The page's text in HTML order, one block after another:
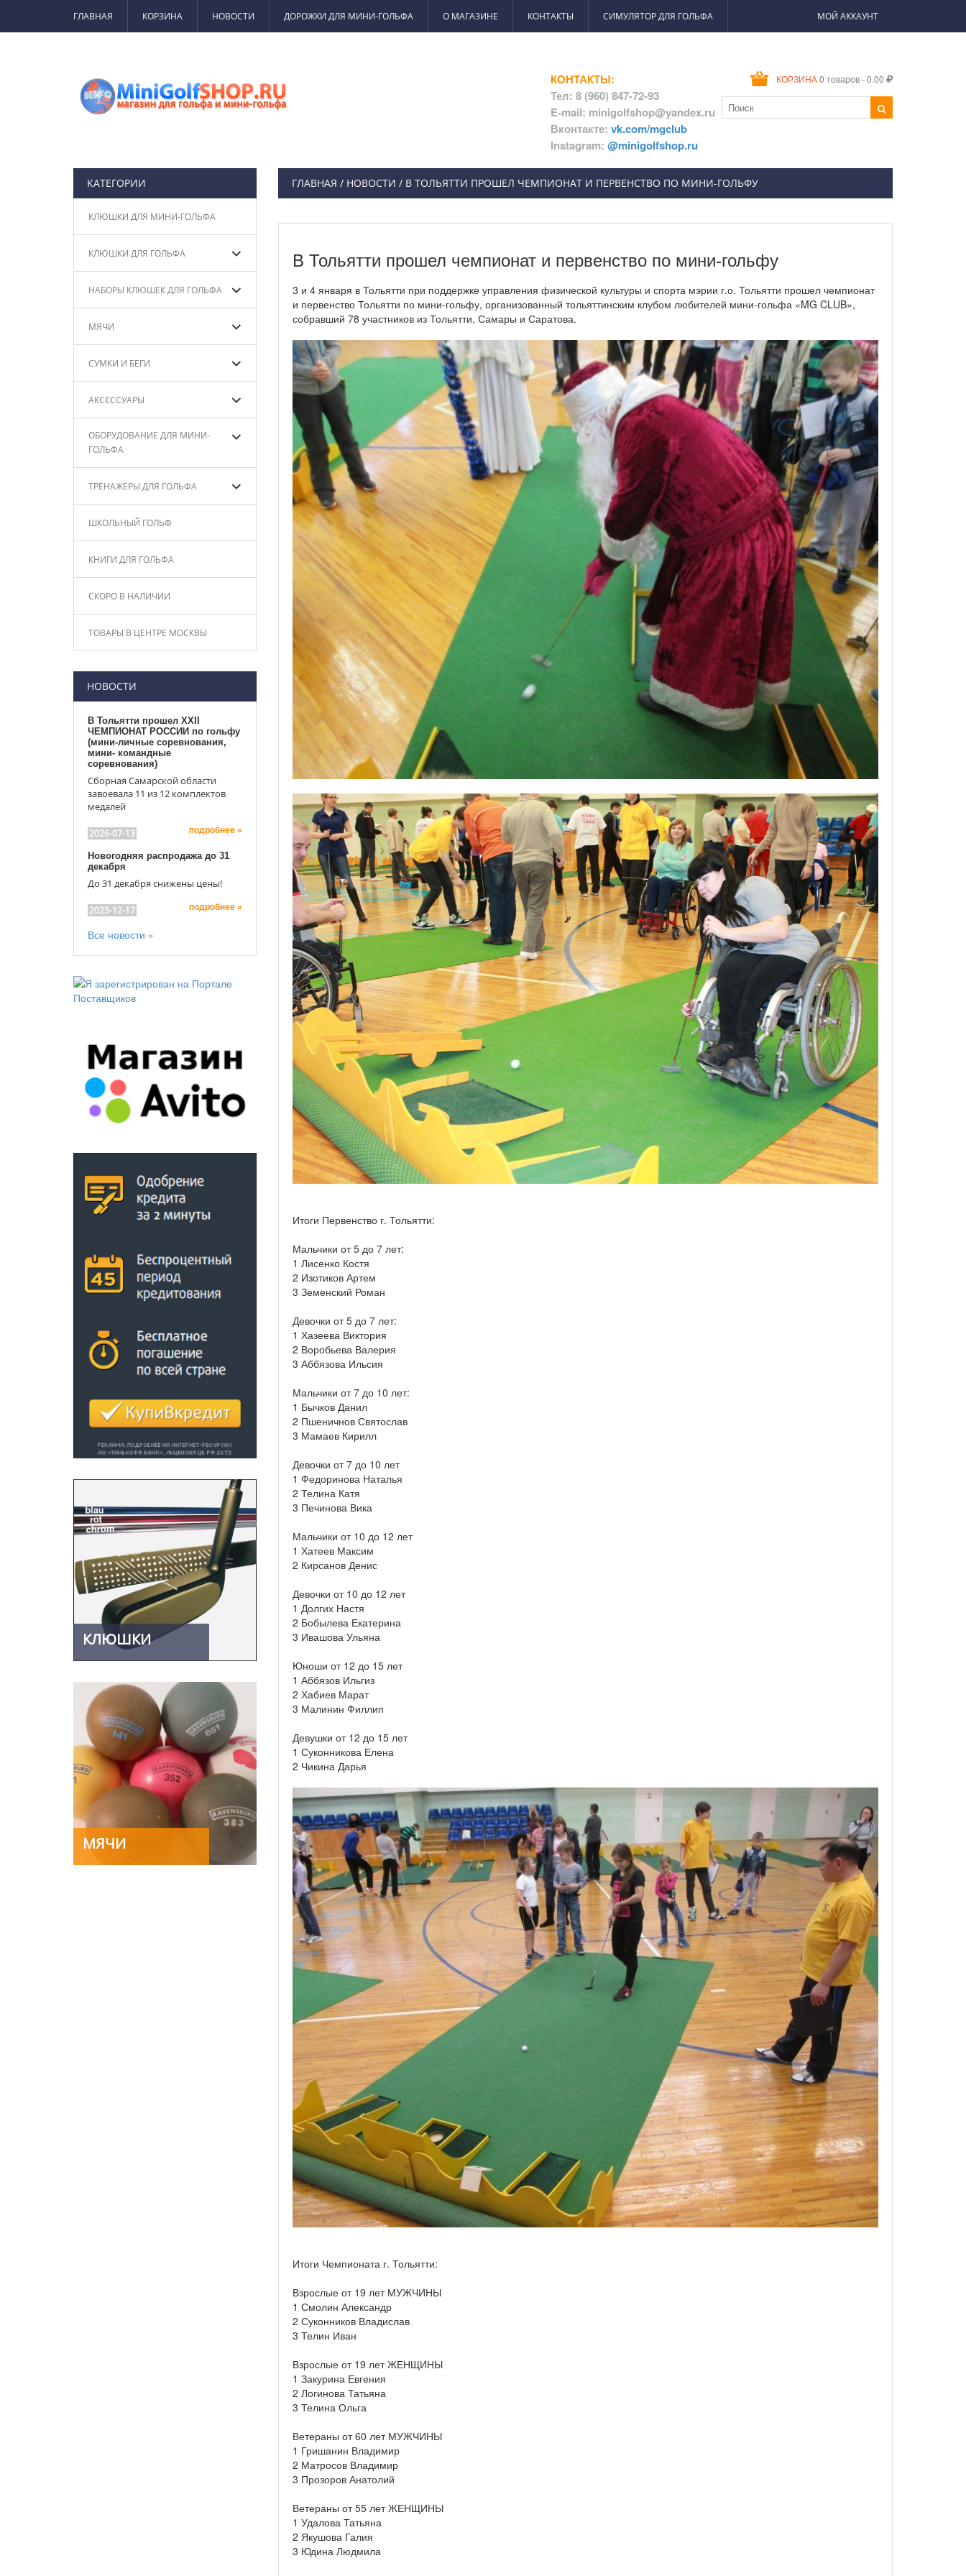
ГЛАВНАЯ КОРЗИНА НОВОСТИ ДОРОЖКИ ДЛЯ МИНИ-ГОЛЬФА О МАГАЗИНЕ КОНТАКТЫ СИМУЛЯТОР ДЛЯ ГОЛЬФА МОЙ АККАУНТ
КОРЗИНА 0 товаров - 0.00
КОНТАКТЫ:
Тел: 8 (960) 847-72-93
E-mail: minigolfshop@yandex.ru
Вконтакте: vk.com/mgclub
Instagram: @minigolfshop.ru
КАТЕГОРИИ
КЛЮШКИ ДЛЯ МИНИ-ГОЛЬФА
КЛЮШКИ ДЛЯ ГОЛЬФА
НАБОРЫ КЛЮШЕК ДЛЯ ГОЛЬФА
МЯЧИ
СУМКИ И БЕГИ
АКСЕССУАРЫ
ОБОРУДОВАНИЕ ДЛЯ МИНИ-
ГОЛЬФА
ТРЕНАЖЕРЫ ДЛЯ ГОЛЬФА
ШКОЛЬНЫЙ ГОЛЬФ
КНИГИ ДЛЯ ГОЛЬФА
СКОРО В НАЛИЧИИ
ТОВАРЫ В ЦЕНТРЕ МОСКВЫ
НОВОСТИ
В Тольятти прошел XXII
ЧЕМПИОНАТ РОССИИ по гольфу
(мини-личные соревнования,
мини- командные
соревнования)
Сборная Самарской области
завоевала 11 из 12 комплектов
медалей
2026-07-13 подробнее »
Новогодняя распродажа до 31
декабря
До 31 декабря снижены цены!
2025-12-17 подробнее »
Все новости »
КЛЮШКИ
МЯЧИ
ГЛАВНАЯ / НОВОСТИ / В ТОЛЬЯТТИ ПРОШЕЛ ЧЕМПИОНАТ И ПЕРВЕНСТВО ПО МИНИ-ГОЛЬФУ
В Тольятти прошел чемпионат и первенство по мини-гольфу
3 и 4 января в Тольятти при поддержке управления физической культуры и спорта мэрии г.о. Тольятти прошел чемпионат
и первенство Тольятти по мини-гольфу, организованный тольяттинским клубом любителей мини-гольфа «MG CLUB»,
собравший 78 участников из Тольятти, Самары и Саратова.
Итоги Первенство г. Тольятти:
Мальчики от 5 до 7 лет:
1 Лисенко Костя
2 Изотиков Артем
3 Земенский Роман
Девочки от 5 до 7 лет:
1 Хазеева Виктория
2 Воробьева Валерия
3 Аббязова Ильсия
Мальчики от 7 до 10 лет:
1 Бычков Данил
2 Пшеничнов Святослав
3 Мамаев Кирилл
Девочки от 7 до 10 лет
1 Федоринова Наталья
2 Телина Катя
3 Печинова Вика
Мальчики от 10 до 12 лет
1 Хатеев Максим
2 Кирсанов Денис
Девочки от 10 до 12 лет
1 Долгих Настя
2 Бобылева Екатерина
3 Ивашова Ульяна
Юноши от 12 до 15 лет
1 Аббязов Ильгиз
2 Хабиев Марат
3 Малинин Филлип
Девушки от 12 до 15 лет
1 Суконникова Елена
2 Чикина Дарья
Итоги Чемпионата г. Тольятти:
Взрослые от 19 лет МУЖЧИНЫ
1 Смолин Александр
2 Суконников Владислав
3 Телин Иван
Взрослые от 19 лет ЖЕНЩИНЫ
1 Закурина Евгения
2 Логинова Татьяна
3 Телина Ольга
Ветераны от 60 лет МУЖЧИНЫ
1 Гришанин Владимир
2 Матросов Владимир
3 Прозоров Анатолий
Ветераны от 55 лет ЖЕНЩИНЫ
1 Удалова Татьяна
2 Якушова Галия
3 Юдина Людмила